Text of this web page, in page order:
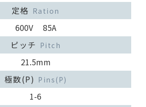
定格 Ration
600V 85A
ピッチ Pitch
21.5mm
極数(P) Pins(P)
1-6